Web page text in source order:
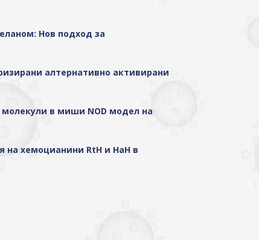
Нов подход за
алтернативно активирани
молекули в миши NOD модел на
на хемоцианини RtH и HaH в